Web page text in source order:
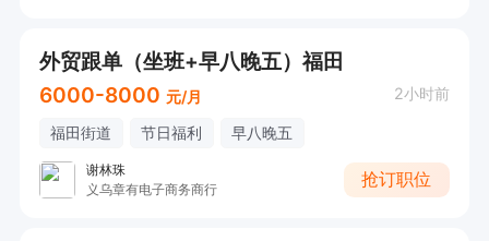
外贸跟单（坐班+早八晚五）福田
6000-8000 元/月 2小时前
福田街道 节日福利 早八晚五
谢林珠
义乌章有电子商务商行
抢订职位